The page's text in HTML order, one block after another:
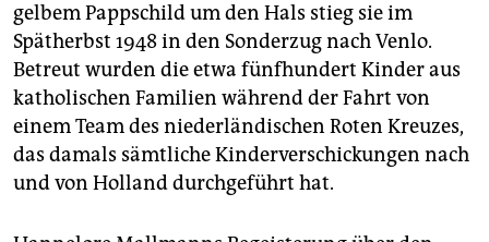
gelbem Pappschild um den Hals stieg sie im
Spätherbst 1948 in den Sonderzug nach Venlo.
Betreut wurden die etwa fünfhundert Kinder aus
katholischen Familien während der Fahrt von
einem Team des niederländischen Roten Kreuzes,
das damals sämtliche Kinderverschickungen nach
und von Holland durchgeführt hat.